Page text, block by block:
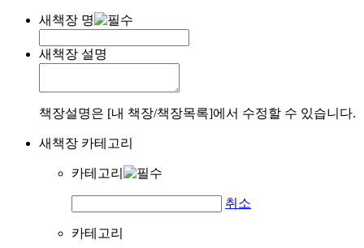
새책장 명
새책장 설명
책장설명은 [내 책장/책장목록]에서 수정할 수 있습니다.
새책장 카테고리
카테고리
취소
카테고리